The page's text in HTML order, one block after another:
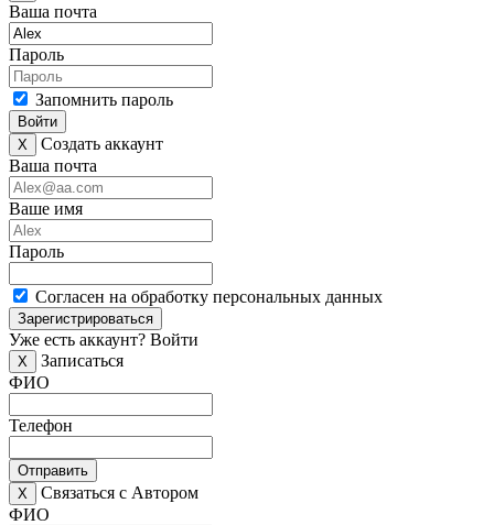
Ваша почта
Пароль
Запомнить пароль
Войти
X
Создать аккаунт
Ваша почта
Ваше имя
Пароль
Согласен на обработку персональных данных
Зарегистрироваться
Уже есть аккаунт? Войти
X
Записаться
ФИО
Телефон
Отправить
X
Связаться с Автором
ФИО